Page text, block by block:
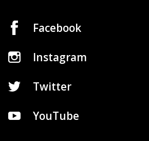
Facebook
Instagram
Twitter
YouTube